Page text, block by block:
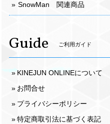
SnowMan 関連商品
Guide ご利用ガイド
KINEJUN ONLINEについて
お問合せ
プライバシーポリシー
特定商取引法に基づく表記